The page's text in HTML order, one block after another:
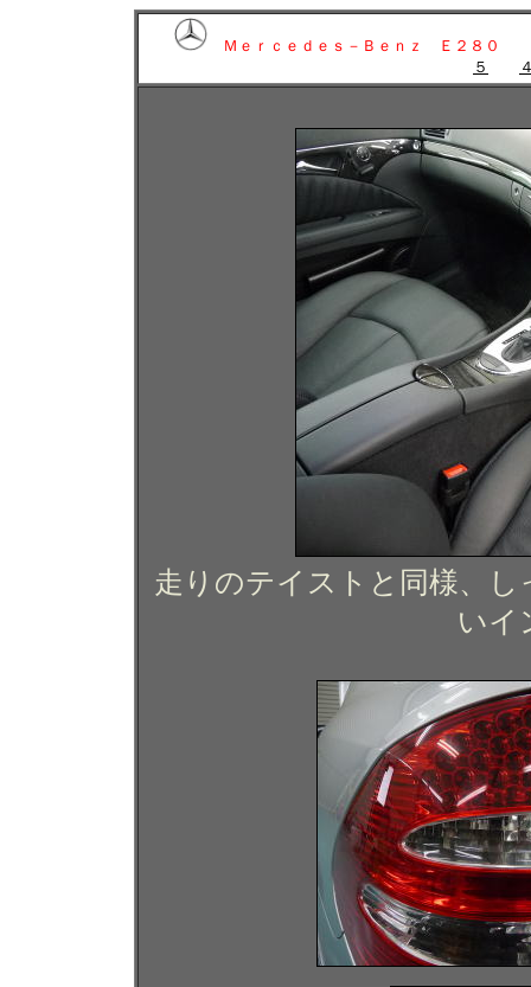
Ｍｅｒｃｅｄｅｓ－Ｂｅｎｚ Ｅ２８０
５
走りのテイストと同様、
いイ